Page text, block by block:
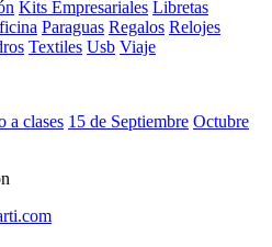
Kits Empresariales Libretas
Paraguas Regalos Relojes
Textiles Usb Viaje
a clases 15 de Septiembre Octubre